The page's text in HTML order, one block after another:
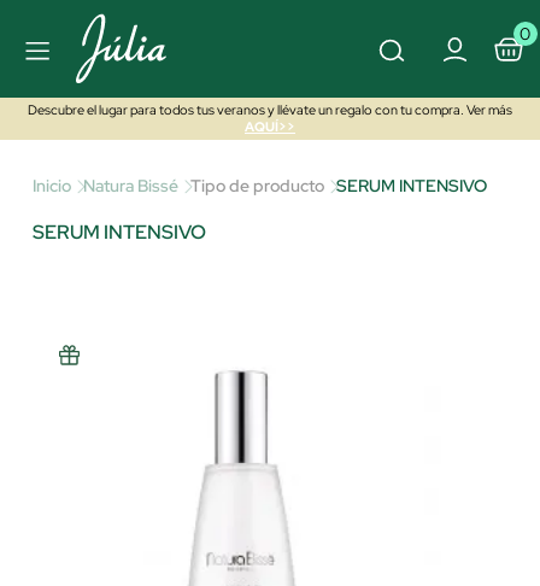
0
Descubre el lugar para todos tus veranos y llévate un regalo con tu compra. Ver más
AQUÍ>>
Inicio Natura Bissé Tipo de producto SERUM INTENSIVO
SERUM INTENSIVO